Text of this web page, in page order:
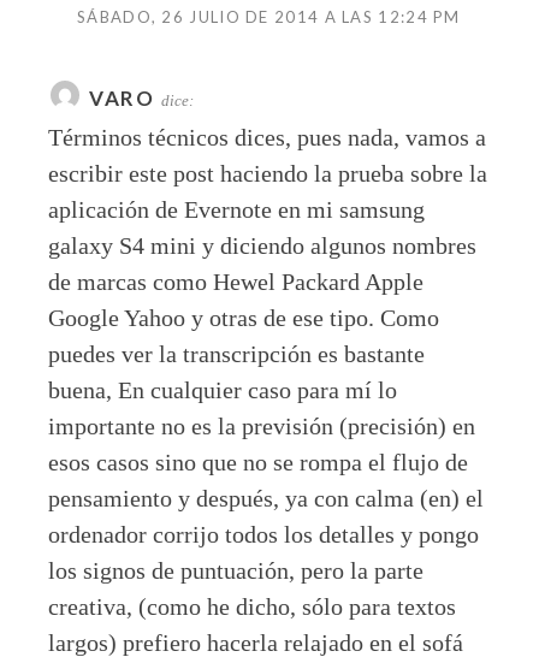
SÁBADO, 26 JULIO DE 2014 A LAS 12:24 PM
VARO dice:
Términos técnicos dices, pues nada, vamos a
escribir este post haciendo la prueba sobre la
aplicación de Evernote en mi samsung
galaxy S4 mini y diciendo algunos nombres
de marcas como Hewel Packard Apple
Google Yahoo y otras de ese tipo. Como
puedes ver la transcripción es bastante
buena, En cualquier caso para mí lo
importante no es la previsión (precisión) en
esos casos sino que no se rompa el flujo de
pensamiento y después, ya con calma (en) el
ordenador corrijo todos los detalles y pongo
los signos de puntuación, pero la parte
creativa, (como he dicho, sólo para textos
largos) prefiero hacerla relajado en el sofá